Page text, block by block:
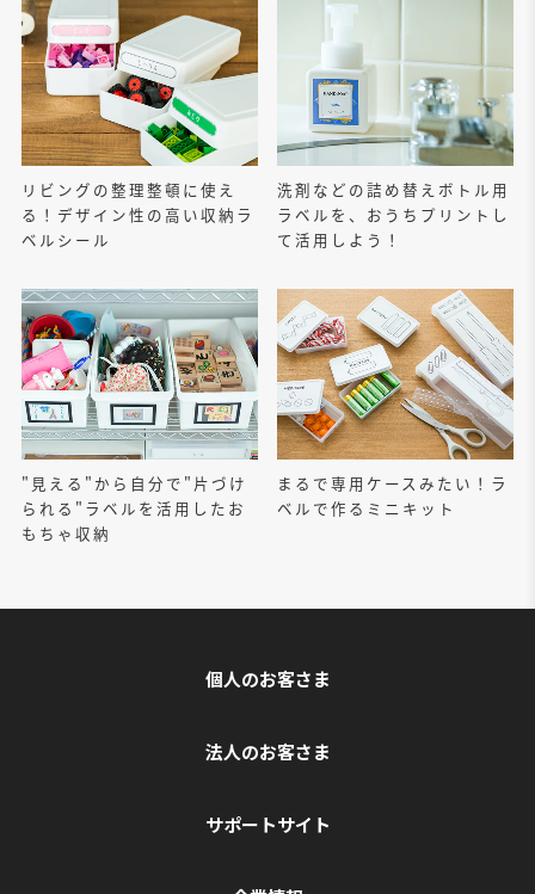
リビングの整理整頓に使え
る！デザイン性の高い収納ラ
ベルシール
洗剤などの詰め替えボトル用
ラベルを、おうちプリントし
て活用しよう！
"見える"から自分で"片づけ
られる"ラベルを活用したお
もちゃ収納
まるで専用ケースみたい！ラ
ベルで作るミニキット
個人のお客さま
法人のお客さま
サポートサイト